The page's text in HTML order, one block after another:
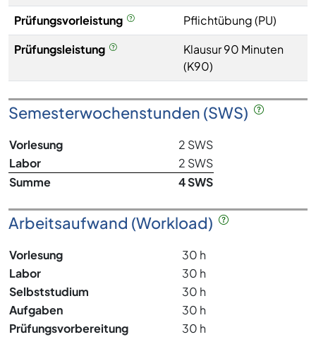
Prüfungsvorleistung
Pflichtübung (PU)
Prüfungsleistung
Klausur 90 Minuten
(K90)
Semesterwochenstunden (SWS)
Vorlesung
2 SWS
Labor
2 SWS
Summe
4 SWS
Arbeitsaufwand (Workload)
Vorlesung
30 h
Labor
30 h
Selbststudium
30 h
Aufgaben
30 h
Prüfungsvorbereitung
30 h